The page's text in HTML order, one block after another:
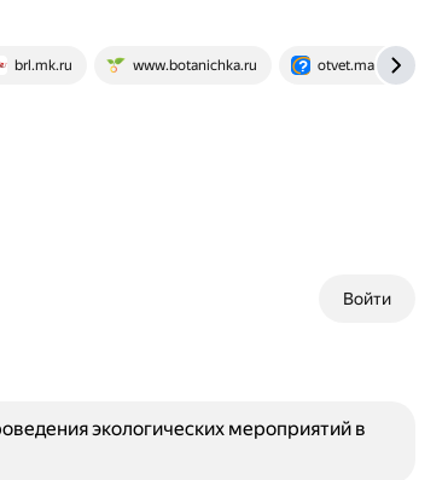
brl.mk.ru www.botanichka.ru otvet.mail.ru
Войти
экологических мероприятий в